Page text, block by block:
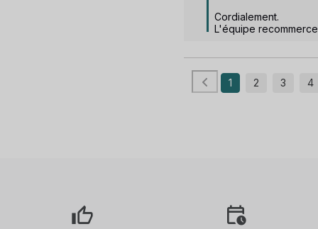
Cordialement.
L'équipe recommerce
1 2 3 4